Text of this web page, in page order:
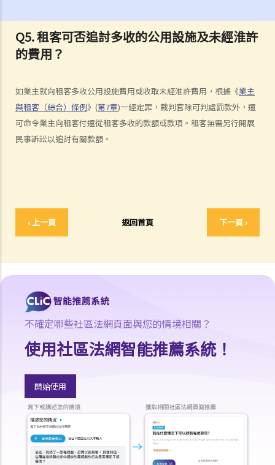
Q5. 租客可否追討多收的公用設施及未經淮許
的費用？
如業主就向租客多收公用設施費用或收取未經淮許費用，根據《業主
與租客（綜合）條例》(第7章)一經定罪，裁判官除可判處罰款外，還
可命令業主向租客付還從租客多收的款額或款項。租客無需另行開展
民事訴訟以追討有關款額。
‹ 上一頁 返回首頁 下一頁 ›
3. 「租賃」（tenancy）和「特許權」（licence）有甚麼分別？
4. 我可以轉換或使用我的物業（或其分隔式房間）批出短期租約/特許權
以提供房間或床位（類似於Airbnb住宿或「膠囊旅館」）嗎？
約的文件（可能會被稱為「租契協議」或「租約確定書」）。簽署這份
文件有甚麽後果？
6. 我可否出租或以其他方式容許佔用人入住《房屋條例》下的資助房屋
（例如公屋或居者有其屋計劃）？
途 (例如：已登記或非登記寮屋、天台違例建築物、工業大廈、貨櫃屋
或農地上的帳篷車)。涉及這類處所的租約具法律約束力嗎？
約 (World Food Fair Ltd 訴 Hong Kong Island Development Ltd)
保證（陳敏莊 訴 唐幟章）
判決摘要3：干擾安寧享用需要對物業的享用造成一定程度的實質性物
理干擾（Ridge Ltd 訴 Golden Castle Ltd）
判決摘要4：業主在簽署租約之後同意的事情在法律上很可能沒有約束
在簽署租約之後，應該如何處理該等文件？
1. 如何計算租約的印花稅？
2. 假若沒有為租約加蓋印花，會有甚麼後果？
3. 為甚麼有些租約必須在土地註冊處註冊，有些則毋須註冊？
判決摘要：物業買賣是否受到租賃續租選擇權約束取決於具體情況
不確定哪些社區法網頁面與您的情境相關？
使用社區法網智能推薦系統！
開始使用